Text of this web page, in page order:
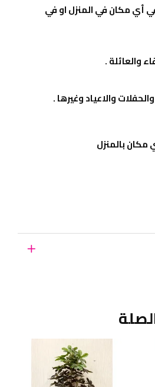
أي مكان في المنزل او في
والعائلة .
والاعياد وغيرها .
بالمنزل